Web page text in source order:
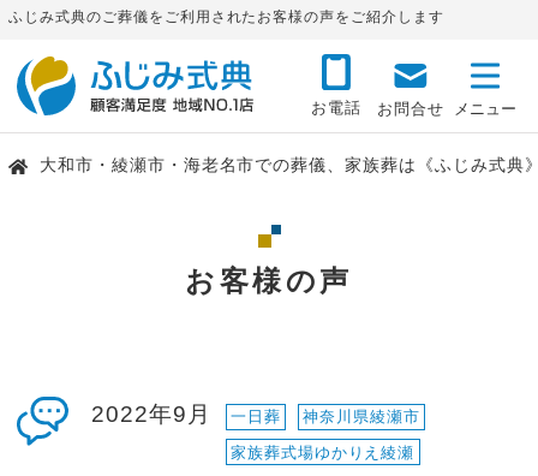
ふじみ式典のご葬儀をご利用されたお客様の声をご紹介します
お電話 お問合せ
大和市・綾瀬市・海老名市での葬儀、家族葬は《ふじみ式典
お客様の声
2022年9月 一日葬
神奈川県綾瀬市
家族葬式場ゆかりえ綾瀬